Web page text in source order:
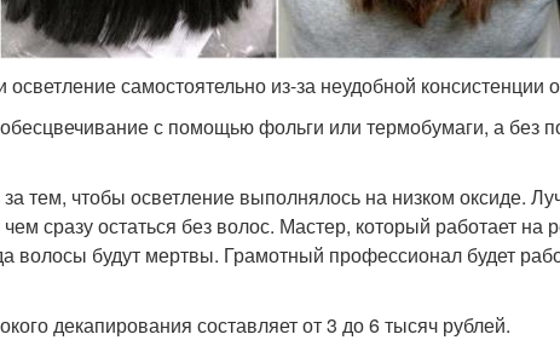
самостоятельно из-за неудобной консистенции
с помощью фольги или термобумаги, а без
тем, чтобы осветление выполнялось на низком оксиде.
сразу остаться без волос. Мастер, который работает на
волосы будут мертвы. Грамотный профессионал будет
декапирования составляет от 3 до 6 тысяч рублей.